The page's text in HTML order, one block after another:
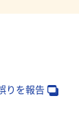
りを報告